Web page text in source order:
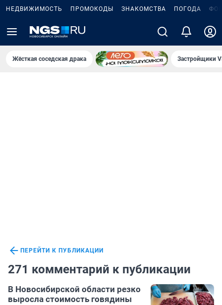
НЕДВИЖИМОСТЬ ПРОМОКОДЫ ЗНАКОМСТВА ПОГОДА
Жёсткая соседская драка Застройщики
ПЕРЕЙТИ К ПУБЛИКАЦИИ
271 комментарий к публикации
В Новосибирской области резко
выросла стоимость говядины